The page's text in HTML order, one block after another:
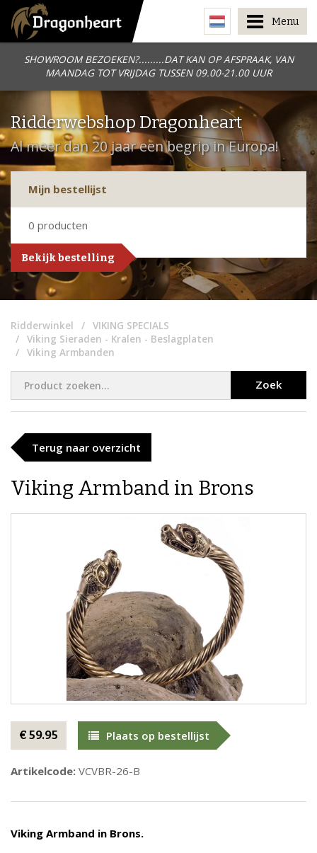
SHOWROOM BEZOEKEN?.........DAT KAN OP AFSPRAAK, VAN
MAANDAG TOT VRIJDAG TUSSEN 09.00-21.00 UUR
Menu
Ridderwebshop Dragonheart
Al meer dan 20 jaar een begrip in Europa!
Mijn bestellijst
0 producten
Bekijk bestelling
Ridderwinkel
VIKING SPECIALS
Viking Sieraden - Kralen - Beslagplaten
Viking Armbanden
Zoek
Terug naar overzicht
Viking Armband in Brons
€ 59.95 Plaats op bestellijst
Artikelcode: VCVBR-26-B
Viking Armband in Brons.